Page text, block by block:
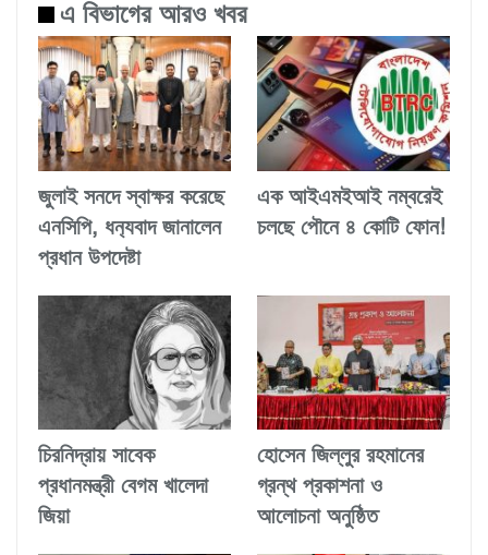
এ বিভাগের আরও খবর
জুলাই সনদে স্বাক্ষর করেছে
এনসিপি, ধন‍্যবাদ জানালেন
প্রধান উপদেষ্টা
এক আইএমইআই নম্বরেই
চলছে পৌনে ৪ কোটি ফোন!
চিরনিদ্রায় সাবেক
প্রধানমন্ত্রী বেগম খালেদা
জিয়া
হোসেন জিল্লুর রহমানের
গ্রন্থ প্রকাশনা ও
আলোচনা অনুষ্ঠিত